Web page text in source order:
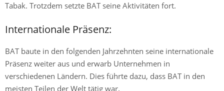
Tabak. Trotzdem setzte BAT seine Aktivitäten fort.
Internationale Präsenz:
BAT baute in den folgenden Jahrzehnten seine internationale
Präsenz weiter aus und erwarb Unternehmen in
verschiedenen Ländern. Dies führte dazu, dass BAT in den
meisten Teilen der Welt tätig war.